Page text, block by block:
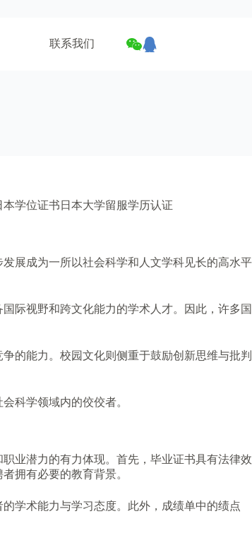
联系我们
学位证书日本大学留服学历认证
展成为一所以社会科学和人文学科见长的高水平
际视野和跨文化能力的学术人才。因此，许多国
的能力。校园文化则侧重于鼓励创新思维与批判
科学领域内的佼佼者。
业潜力的有力体现。首先，毕业证书具有法律效
拥有必要的教育背景。
学术能力与学习态度。此外，成绩单中的绩点